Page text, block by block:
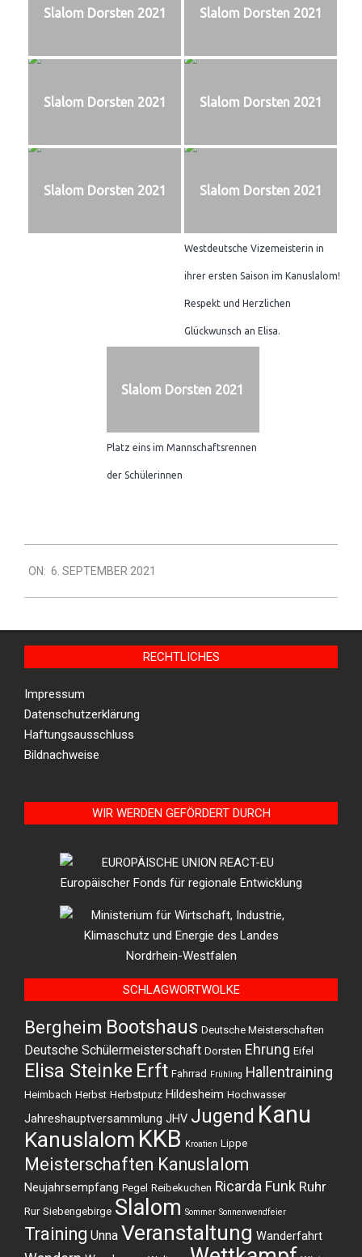
Slalom Dorsten 2021 Slalom Dorsten 2021
Slalom Dorsten 2021 Slalom Dorsten 2021
Slalom Dorsten 2021 Slalom Dorsten 2021
Westdeutsche Vizemeisterin in
ihrer ersten Saison im Kanuslalom!
Respekt und Herzlichen
Glückwunsch an Elisa.
Slalom Dorsten 2021
Platz eins im Mannschaftsrennen
der Schülerinnen
09-
06
ON: 6. SEPTEMBER 2021
RECHTLICHES
Impressum
Datenschutzerklärung
Haftungsausschluss
Bildnachweise
WIR WERDEN GEFÖRDERT DURCH
SCHLAGWORTWOLKE
Bergheim Bootshaus Deutsche Meisterschaften
Deutsche Schülermeisterschaft Dorsten Ehrung Eifel
Elisa Steinke Erft Fahrrad Frühling Hallentraining
Heimbach Herbst Herbstputz Hildesheim Hochwasser
Jahreshauptversammlung JHV Jugend Kanu
Kanuslalom KKB Kroatien Lippe
Meisterschaften Kanuslalom
Neujahrsempfang Pegel Reibekuchen Ricarda Funk Ruhr
Rur Siebengebirge Slalom Sommer Sonnenwendfeier
Training Unna Veranstaltung Wanderfahrt